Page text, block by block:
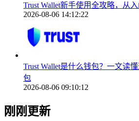
Trust Wallet新手使用全攻略，从
2026-08-06 14:12:22
Trust Wallet是什么钱包？一文读
包
2026-08-06 09:10:12
刚刚更新